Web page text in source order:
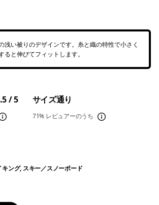
浅い被りのデザインです。糸と織の特性で小さく
ると伸びてフィットします。
/ 5 サイズ通り
71% レビュアーのうち
ング, スキー／スノーボード